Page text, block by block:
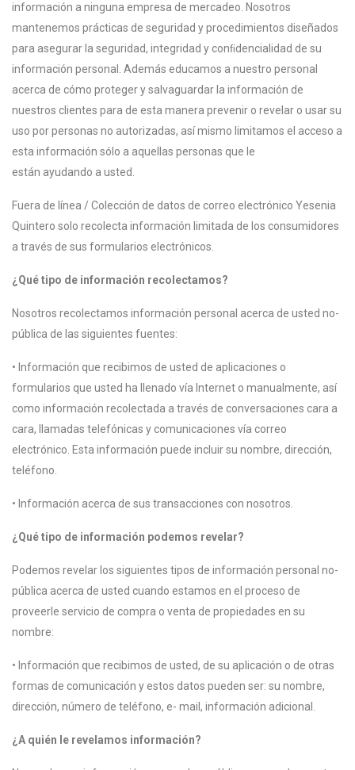
información a ninguna empresa de mercadeo. Nosotros
mantenemos prácticas de seguridad y procedimientos diseñados
para asegurar la seguridad, integridad y conﬁdencialidad de su
información personal. Además educamos a nuestro personal
acerca de cómo proteger y salvaguardar la información de
nuestros clientes para de esta manera prevenir o revelar o usar su
uso por personas no autorizadas, así mismo limitamos el acceso a
esta información sólo a aquellas personas que le
están ayudando a usted.
Fuera de línea / Colección de datos de correo electrónico Yesenia
Quintero solo recolecta información limitada de los consumidores
a través de sus formularios electrónicos.
¿Qué tipo de información recolectamos?
Nosotros recolectamos información personal acerca de usted no-
pública de las siguientes fuentes:
• Información que recibimos de usted de aplicaciones o
formularios que usted ha llenado vía Internet o manualmente, así
como información recolectada a través de conversaciones cara a
cara, llamadas telefónicas y comunicaciones vía correo
electrónico. Esta información puede incluir su nombre, dirección,
teléfono.
• Información acerca de sus transacciones con nosotros.
¿Qué tipo de información podemos revelar?
Podemos revelar los siguientes tipos de información personal no-
pública acerca de usted cuando estamos en el proceso de
proveerle servicio de compra o venta de propiedades en su
nombre:
• Información que recibimos de usted, de su aplicación o de otras
formas de comunicación y estos datos pueden ser: su nombre,
dirección, número de teléfono, e- mail, información adicional.
¿A quién le revelamos información?